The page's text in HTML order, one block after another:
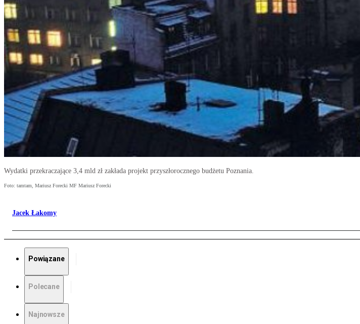
Wydatki przekraczające 3,4 mld zł zakłada projekt przyszłorocznego budżetu Poznania.
Foto: tamtam, Mariusz Forecki MF Mariusz Forecki
Jacek Łakomy
Powiązane
Polecane
Najnowsze